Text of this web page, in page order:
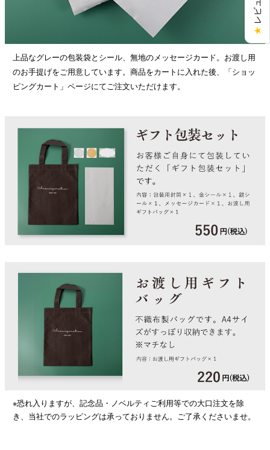
上品なグレーの包装袋とシール、無地のメッセージカード。お渡し用
のお手提げをご用意しています。商品をカートに入れた後、「ショッ
ピングカート」ページにてご注文いただけます。
※恐れ入りますが、記念品・ノベルティご利用等での大口注文を除
き、当社でのラッピングは承っておりません。ご了承くださいませ。
★